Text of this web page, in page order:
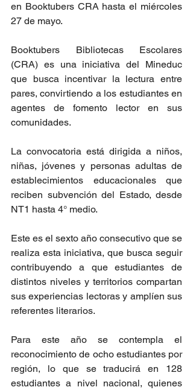
en Booktubers CRA hasta el miércoles
27 de mayo.
Booktubers Bibliotecas Escolares
(CRA) es una iniciativa del Mineduc
que busca incentivar la lectura entre
pares, convirtiendo a los estudiantes en
agentes de fomento lector en sus
comunidades.
La convocatoria está dirigida a niños,
niñas, jóvenes y personas adultas de
establecimientos educacionales que
reciben subvención del Estado, desde
NT1 hasta 4° medio.
Este es el sexto año consecutivo que se
realiza esta iniciativa, que busca seguir
contribuyendo a que estudiantes de
distintos niveles y territorios compartan
sus experiencias lectoras y amplíen sus
referentes literarios.
Para este año se contempla el
reconocimiento de ocho estudiantes por
región, lo que se traducirá en 128
estudiantes a nivel nacional, quienes